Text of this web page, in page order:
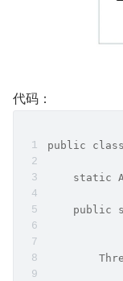
代码：
public
static
public